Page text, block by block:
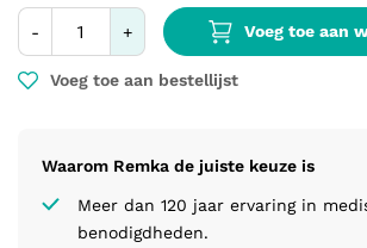
- + Voeg toe aan
Voeg toe aan bestellijst
Waarom Remka de juiste keuze is
Meer dan 120 jaar ervaring in
benodigdheden.